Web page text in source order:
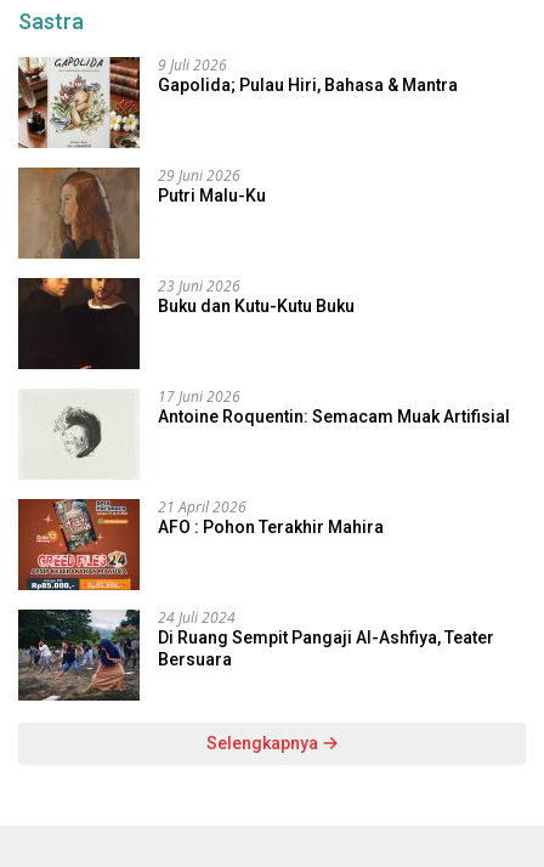
Sastra
9 Juli 2026
Gapolida; Pulau Hiri, Bahasa & Mantra
29 Juni 2026
Putri Malu-Ku
23 Juni 2026
Buku dan Kutu-Kutu Buku
17 Juni 2026
Antoine Roquentin: Semacam Muak Artifisial
21 April 2026
AFO : Pohon Terakhir Mahira
24 Juli 2024
Di Ruang Sempit Pangaji Al-Ashfiya, Teater
Bersuara
Selengkapnya